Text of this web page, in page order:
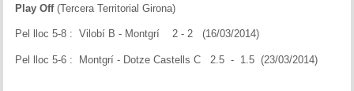
Play Off(Tercera Territorial Girona)
Pel lloc 5-8 : Vilobí B - Montgrí 2 - 2 (16/03/2014)
Pel lloc 5-6 : Montgrí - Dotze Castells C 2.5 - 1.5 (23/03/2014)